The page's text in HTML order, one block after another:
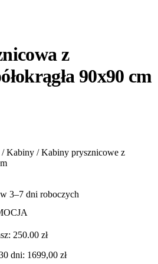
z
90x90 cm
/ Kabiny / Kabiny prysznicowe z
3–7 dni roboczych
250.00 zł
dni: 1699,00 zł